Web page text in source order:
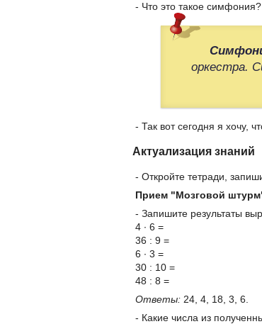
- Что это такое симфония?
оркестра.
- Так вот сегодня я хочу,
Актуализация знаний
- Откройте тетради,
Прием "Мозговой
- Запишите результаты
4 ∙ 6 =
36 : 9 =
6 ∙ 3 =
30 : 10 =
48 : 8 =
Ответы: 24, 4, 18, 3, 6.
- Какие числа из